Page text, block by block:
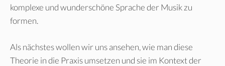
komplexe und wunderschöne Sprache der Musik zu
formen.
Als nächstes wollen wir uns ansehen, wie man diese
Theorie in die Praxis umsetzen und sie im Kontext der